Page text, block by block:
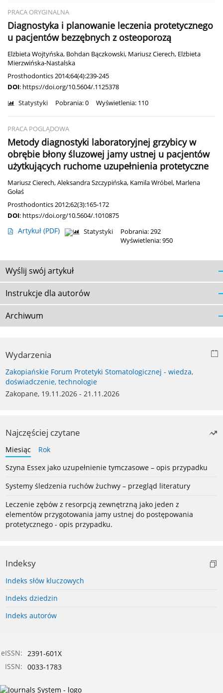
PRACA ORYGINALNA
Diagnostyka i planowanie leczenia protetycznego
u pacjentów bezzębnych z osteoporozą
Elżbieta Wojtyńska, Bohdan Bączkowski, Mariusz Cierech, Elżbieta
Mierzwińska-Nastalska
Prosthodontics 2014;64(4):239-245
DOI: https://doi.org/10.5604/.1125378
Statystyki Pobrania: 0 Wyświetlenia: 110
PRACA POGLĄDOWA
Metody diagnostyki laboratoryjnej grzybicy w
obrębie błony śluzowej jamy ustnej u pacjentów
użytkujących ruchome uzupełnienia protetyczne
Mariusz Cierech,Aleksandra Szczypińska, Kamila Wróbel, Marlena
Gołaś
Prosthodontics 2012;62(3):165-172
DOI: https://doi.org/10.5604/.1010875
Artykuł (PDF) Statystyki
Pobrania: 292
Wyświetlenia: 950
Wyślij swój artykuł
Instrukcje dla autorów
Archiwum
Wydarzenia
Zakopiańskie Forum Protetyki Stomatologicznej - wiedza,
doświadczenie, technologie
Zakopane, 19.11.2026 - 21.11.2026
Najczęściej czytane
Miesiąc
Rok
Szyna Essex jako uzupełnienie tymczasowe – opis przypadku
Systemy śledzenia ruchów żuchwy – przegląd literatury
Leczenie zębów z resorpcją zewnętrzną jako jeden z
elementów przygotowania jamy ustnej do postępowania
protetycznego - opis przypadku.
Indeksy
Indeks słów kluczowych
Indeks dziedzin
Indeks autorów
eISSN: 2391-601X
ISSN: 0033-1783